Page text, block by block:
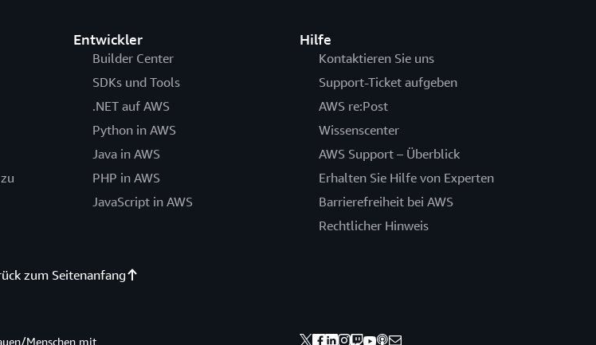
Entwickler
Builder Center
SDKs und Tools
.NET auf AWS
Python in AWS
Java in AWS
PHP in AWS
JavaScript in AWS
Hilfe
Kontaktieren Sie uns
Support-Ticket aufgeben
AWS re:Post
Wissenscenter
AWS Support – Überblick
Erhalten Sie Hilfe von Experten
Barrierefreiheit bei AWS
Rechtlicher Hinweis
zum Seitenanfang
Menschen mit